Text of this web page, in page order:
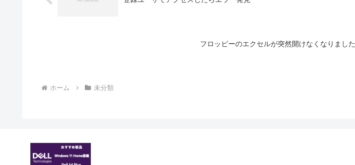
フロッピーのエクセルが突然開けなくなりました
ホーム 未分類